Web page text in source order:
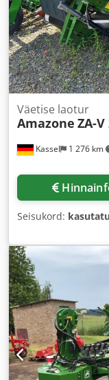
Kassel 1 276 km
Väetise laotur
Amazone ZA-
Seisukord: